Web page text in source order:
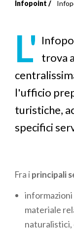
Briciole
di
pane
Infopoint
L' trova
l'ufficio
turistiche,
specifici
Fra i principali
materiale